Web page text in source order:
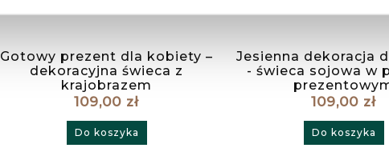
Gotowy prezent dla kobiety –
dekoracyjna świeca z
krajobrazem
109,00 zł
Do koszyka
Jesienna dekoracja
- świeca sojowa w
109,00 zł
Do koszyka